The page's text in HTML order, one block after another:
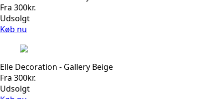
Fra 300kr.
Udsolgt
Køb nu
Elle Decoration - Gallery Beige
Fra 300kr.
Udsolgt